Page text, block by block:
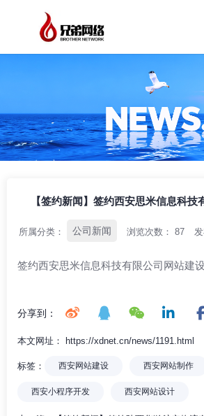
【签约新闻】签约西安思米信息科技
所属分类： 公司新闻 浏览次数： 87
签约西安思米信息科技有限公司网站建设
分享到：
本文网址： https://xdnet.cn/news/1191.html
标签： 西安网站建设 西安网站制作
西安小程序开发 西安网站设计